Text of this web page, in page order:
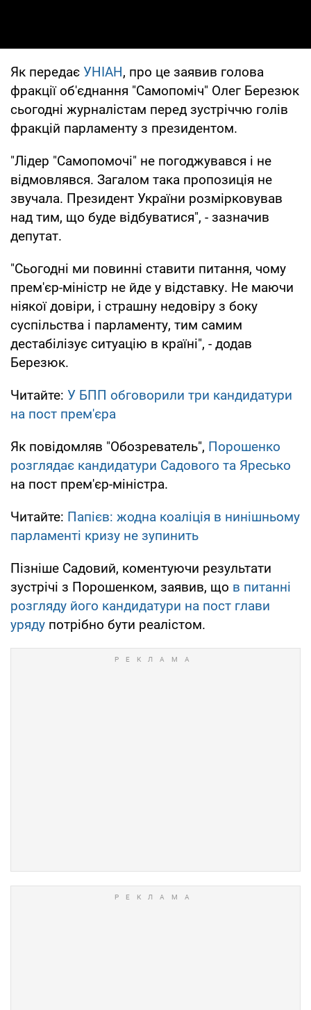
Як передає УНІАН, про це заявив голова
фракції об'єднання "Самопоміч" Олег Березюк
сьогодні журналістам перед зустріччю голів
фракцій парламенту з президентом.
"Лідер "Самопомочі" не погоджувався і не
відмовлявся. Загалом така пропозиція не
звучала. Президент України розмірковував
над тим, що буде відбуватися", - зазначив
депутат.
"Сьогодні ми повинні ставити питання, чому
прем'єр-міністр не йде у відставку. Не маючи
ніякої довіри, і страшну недовіру з боку
суспільства і парламенту, тим самим
дестабілізує ситуацію в країні", - додав
Березюк.
Читайте: У БПП обговорили три кандидатури
на пост прем'єра
Як повідомляв "Обозреватель", Порошенко
розглядає кандидатури Садового та Яресько
на пост прем'єр-міністра.
Читайте: Папієв: жодна коаліція в нинішньому
парламенті кризу не зупинить
Пізніше Садовий, коментуючи результати
зустрічі з Порошенком, заявив, що в питанні
розгляду його кандидатури на пост глави
уряду потрібно бути реалістом.